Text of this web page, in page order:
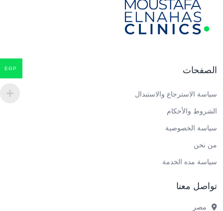
الصفحات
سياسة الاسترجاع والاستبدال
الشروط والأحكام
سياسة الخصوصية
من نحن
سياسة مده الخدمة
تواصل معنا
مصر
EGP